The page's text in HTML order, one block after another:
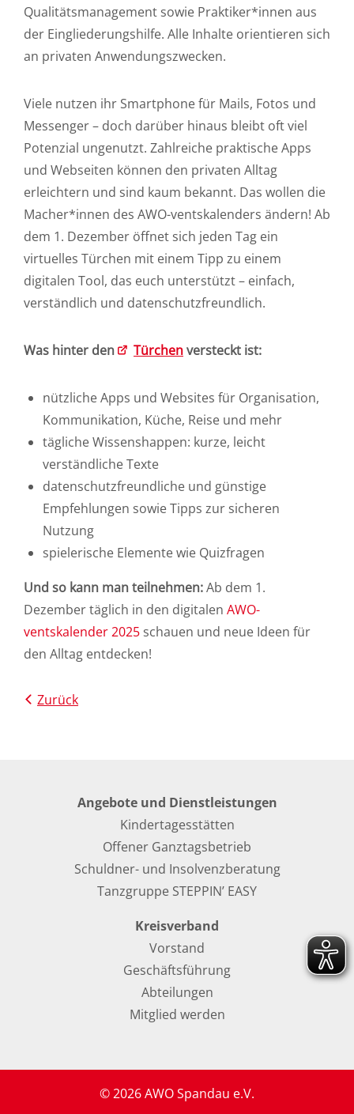
Qualitätsmanagement sowie Praktiker*innen aus
der Eingliederungshilfe. Alle Inhalte orientieren sich
an privaten Anwendungszwecken.
Viele nutzen ihr Smartphone für Mails, Fotos und
Messenger – doch darüber hinaus bleibt oft viel
Potenzial ungenutzt. Zahlreiche praktische Apps
und Webseiten können den privaten Alltag
erleichtern und sind kaum bekannt. Das wollen die
Macher*innen des AWO-ventskalenders ändern! Ab
dem 1. Dezember öffnet sich jeden Tag ein
virtuelles Türchen mit einem Tipp zu einem
digitalen Tool, das euch unterstützt – einfach,
verständlich und datenschutzfreundlich.
Was hinter den Türchenversteckt ist:
nützliche Apps und Websites für Organisation,
Kommunikation, Küche, Reise und mehr
tägliche Wissenshappen: kurze, leicht
verständliche Texte
datenschutzfreundliche und günstige
Empfehlungen sowie Tipps zur sicheren
Nutzung
spielerische Elemente wie Quizfragen
Und so kann man teilnehmen:Ab dem 1.
Dezember täglich in den digitalen AWO-
ventskalender 2025 schauen und neue Ideen für
den Alltag entdecken!
Zurück
Angebote und Dienstleistungen
Kindertagesstätten
Offener Ganztagsbetrieb
Schuldner- und Insolvenzberatung
Tanzgruppe STEPPIN’ EASY
Kreisverband
Vorstand
Geschäftsführung
Abteilungen
Mitglied werden
© 2026 AWO Spandau e.V.